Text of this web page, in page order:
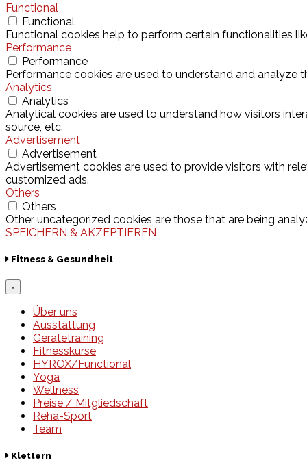
Functional
Functional
Functional cookies help to perform certain functionalities
Performance
Performance
Performance cookies are used to understand and analyze
Analytics
Analytics
Analytical cookies are used to understand how visitors
source, etc.
Advertisement
Advertisement
Advertisement cookies are used to provide visitors with
customized ads.
Others
Others
Other uncategorized cookies are those that are being
SPEICHERN & AKZEPTIEREN
Fitness & Gesundheit
×
Über uns
Ausstattung
Gerätetraining
Fitnesskurse
HYROX/Functional
Yoga
Wellness
Preise / Mitgliedschaft
Reha-Sport
Team
Klettern